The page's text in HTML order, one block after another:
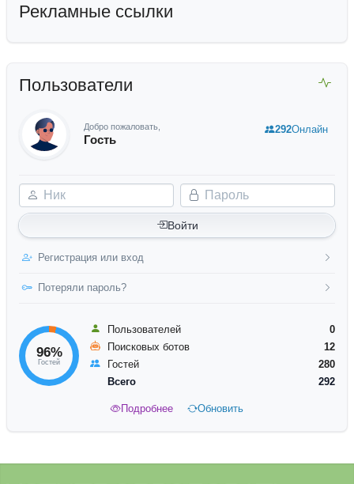
Рекламные ссылки
Пользователи
Добро пожаловать,
Гость
Ник Пароль
Войти
Регистрация или вход
Потеряли пароль?
292Онлайн
96%
Гостей
Пользователей
0
Поисковых ботов
12
Гостей
280
Всего
292
Подробнее Обновить